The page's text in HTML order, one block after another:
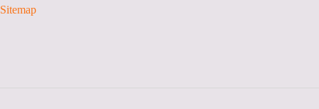
Sitemap